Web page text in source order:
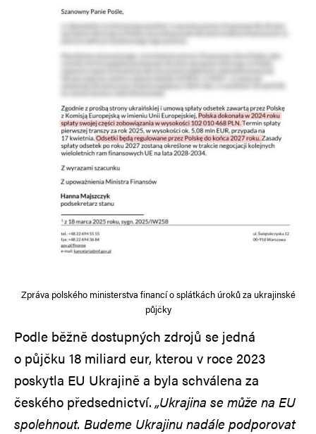
Zpráva polského ministerstva financí o splátkách úroků za ukrajinské
půjčky
Podle běžně dostupných zdrojů se jedná
o půjčku 18 miliard eur, kterou v roce 2023
poskytla EU Ukrajině a byla schválena za
českého předsednictví.„Ukrajina se může na EU
spolehnout. Budeme Ukrajinu nadále podporovat